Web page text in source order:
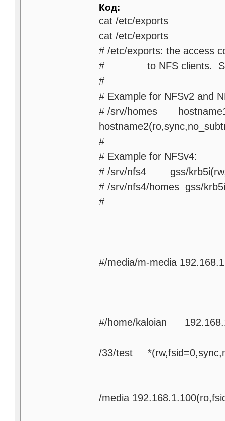
Код:
cat /etc/exports
cat /etc/exports
# /etc/exports: the access
#
to NFS clients.
#
# Example for NFSv2 and
# /srv/homes
#
# Example for NFSv4:
# /srv/nfs4 gss/
# /srv/nfs4/homes gss/
#
#/media/m-media
#/home/kaloian
/33/test
/media